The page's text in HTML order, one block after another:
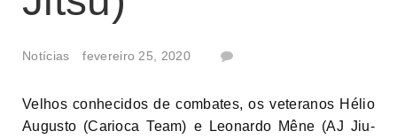
Notícias fevereiro 25, 2020
Velhos conhecidos de combates, os veteranos Hélio
Augusto (Carioca Team) e Leonardo Mêne (AJ Jiu-